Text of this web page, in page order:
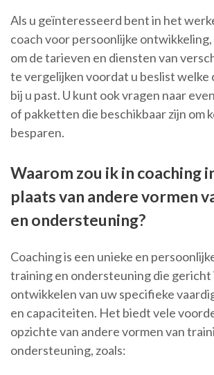
Als u geïnteresseerd bent in het
coach voor persoonlijke
om de tarieven en diensten van
te vergelijken voordat u beslist welke
bij u past. U kunt ook vragen naar
of pakketten die beschikbaar zijn om
besparen.
Waarom zou ik in coaching
plaats van andere vormen
en ondersteuning?
Coaching is een unieke en
training en ondersteuning die gericht
ontwikkelen van uw specifieke
en capaciteiten. Het biedt vele
opzichte van andere vormen van
ondersteuning, zoals: